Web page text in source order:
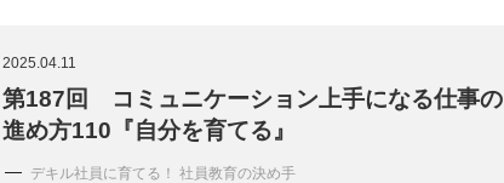
酒井英之の社長のビジョン実現道場(10)
2025.04.11
第187回 コミュニケーション上手になる仕事の
進め方110『自分を育てる』
デキル社員に育てる！ 社員教育の決め手